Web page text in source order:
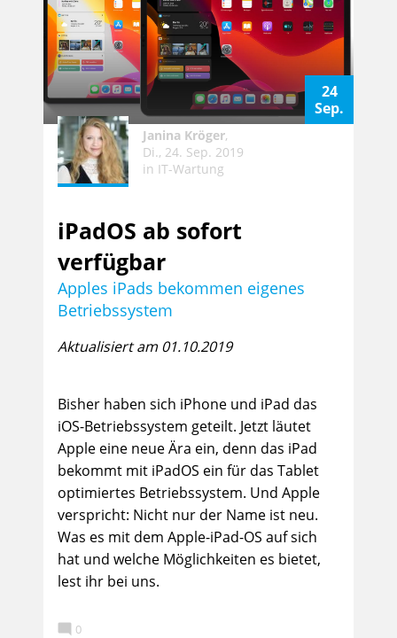
24
Sep.
Janina Kröger,
Di., 24. Sep. 2019
in IT-Wartung
iPadOS ab sofort
verfügbar
Apples iPads bekommen eigenes
Betriebssystem
Aktualisiert am 01.10.2019
Bisher haben sich iPhone und iPad das
iOS-Betriebssystem geteilt. Jetzt läutet
Apple eine neue Ära ein, denn das iPad
bekommt mit iPadOS ein für das Tablet
optimiertes Betriebssystem. Und Apple
verspricht: Nicht nur der Name ist neu.
Was es mit dem Apple-iPad-OS auf sich
hat und welche Möglichkeiten es bietet,
lest ihr bei uns.
 0